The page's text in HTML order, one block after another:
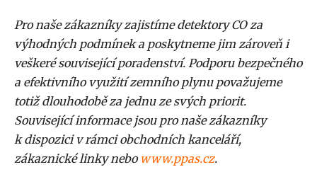
Pro naše zákazníky zajistíme detektory CO za
výhodných podmínek a poskytneme jim zároveň i
veškeré související poradenství. Podporu bezpečného
a efektivního využití zemního plynu považujeme
totiž dlouhodobě za jednu ze svých priorit.
Související informace jsou pro naše zákazníky
k dispozici v rámci obchodních kanceláří,
zákaznické linky nebo www.ppas.cz.